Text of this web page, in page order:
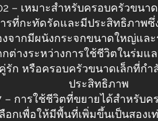
– เหมาะสำหรับครอบครัวขนา
ารที่กะทัดรัดและมีประสิทธิภาพ
งจากมีผนังกระจกขนาดใหญ่แล
างระหว่างการใช้ชีวิตในร่มแล
รัก หรือครอบครัวขนาดเล็กที่ก
ประสิทธิภาพ
– การใช้ชีวิตที่ขยายได้สำหรับค
อกเพื่อให้มีพื้นที่เพิ่มขึ้นเป็นสองเ